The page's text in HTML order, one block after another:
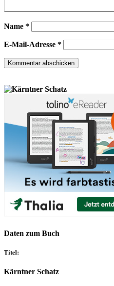
Name *
E-Mail-Adresse *
Daten zum Buch
Titel:
Kärntner Schatz